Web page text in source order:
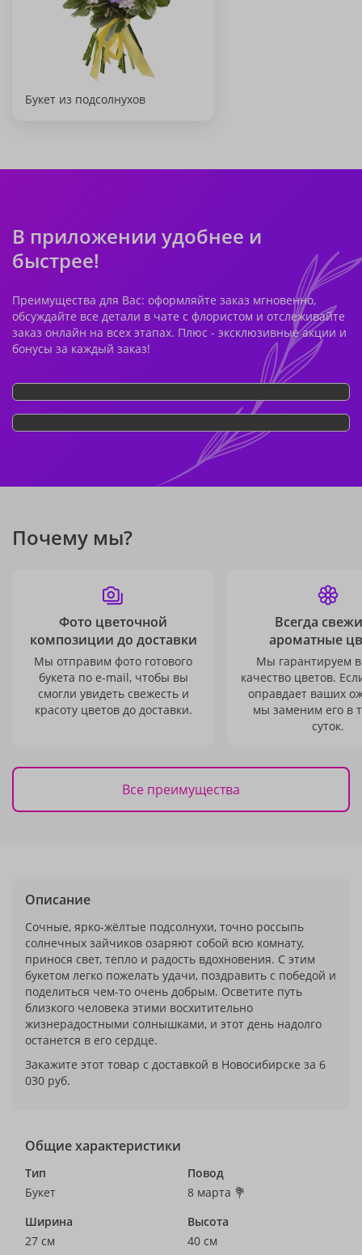
Букет из подсолнухов
В приложении удобнее и
быстрее!
Преимущества для Вас: оформляйте заказ мгновенно,
обсуждайте все детали в чате с флористом и отслеживайте
заказ онлайн на всех этапах. Плюс - эксклюзивные акции и
бонусы за каждый заказ!
Почему мы?
Фото цветочной
композиции до доставки
Мы отправим фото готового
букета по e-mail, чтобы вы
смогли увидеть свежесть и
красоту цветов до доставки.
Всегда
ароматные
Мы гарантируем
качество цветов.
оправдает ваших
мы заменим его в
суток.
Все преимущества
Описание
Сочные, ярко-жёлтые подсолнухи, точно россыпь
солнечных зайчиков озаряют собой всю комнату,
принося свет, тепло и радость вдохновения. С этим
букетом легко пожелать удачи, поздравить с победой и
поделиться чем-то очень добрым. Осветите путь
близкого человека этими восхитительно
жизнерадостными солнышками, и этот день надолго
останется в его сердце.
Закажите этот товар с доставкой в Новосибирске за 6
030 руб.
Общие характеристики
Тип
Букет
Повод
8 марта 💐
Ширина
27 см
Высота
40 см